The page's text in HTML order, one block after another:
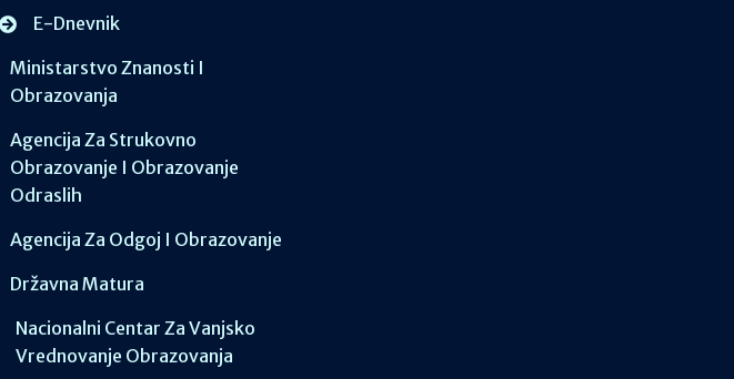
E-Dnevnik
Ministarstvo Znanosti I
Obrazovanja
Agencija Za Strukovno
Obrazovanje I Obrazovanje
Odraslih
Agencija Za Odgoj I Obrazovanje
Državna Matura
Nacionalni Centar Za Vanjsko
Vrednovanje Obrazovanja